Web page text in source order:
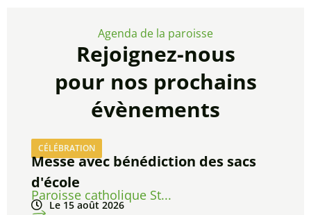
Agenda de la paroisse
Rejoignez-nous
pour nos prochains
évènements
CÉLÉBRATION
Messe avec bénédiction des sacs
d'école
Paroisse catholique St...
Le 15 août 2026